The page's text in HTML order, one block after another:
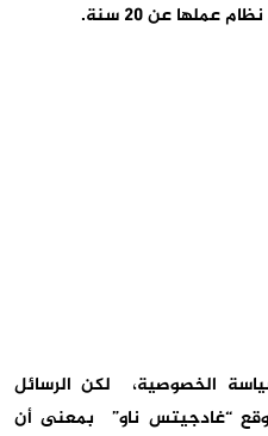
عملها عن 20 سنة.
الخصوصية، لكن الرسائل
“غادجيتس ناو” بمعنى أن